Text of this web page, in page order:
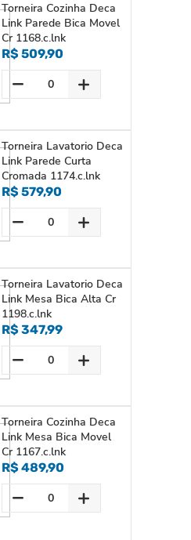
Torneira Cozinha Deca
Link Parede Bica Movel
Cr 1168.c.lnk
R$ 509,90
Torneira Lavatorio Deca
Link Parede Curta
Cromada 1174.c.lnk
R$ 579,90
Torneira Lavatorio Deca
Link Mesa Bica Alta Cr
1198.c.lnk
R$ 347,99
Torneira Cozinha Deca
Link Mesa Bica Movel
Cr 1167.c.lnk
R$ 489,90